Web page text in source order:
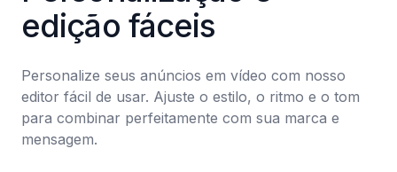
edição fáceis
Personalize seus anúncios em vídeo com nosso
editor fácil de usar. Ajuste o estilo, o ritmo e o tom
para combinar perfeitamente com sua marca e
mensagem.